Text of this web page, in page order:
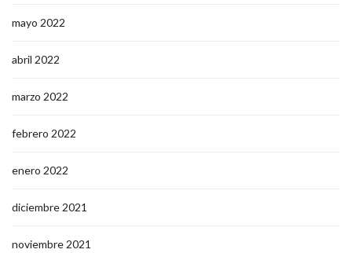
mayo 2022
abril 2022
marzo 2022
febrero 2022
enero 2022
diciembre 2021
noviembre 2021